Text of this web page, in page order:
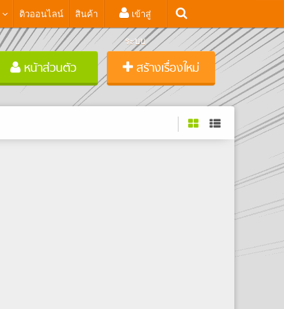
ติวออนไลน์ สินค้า เข้าสู่
ระบบ
หน้าส่วนตัว สร้างเรื่องใหม่